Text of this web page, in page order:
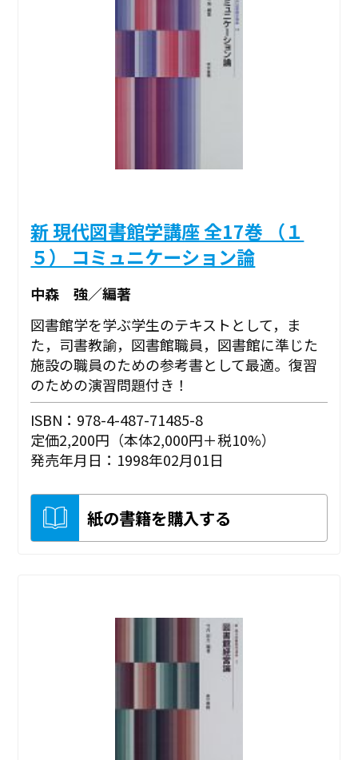
新 現代図書館学講座 全17巻 （１
５） コミュニケーション論
中森 強／編著
図書館学を学ぶ学生のテキストとして，ま
た，司書教諭，図書館職員，図書館に準じた
施設の職員のための参考書として最適。復習
のための演習問題付き！
ISBN：978-4-487-71485-8
定価2,200円（本体2,000円＋税10%）
発売年月日：1998年02月01日
紙の書籍を購入する